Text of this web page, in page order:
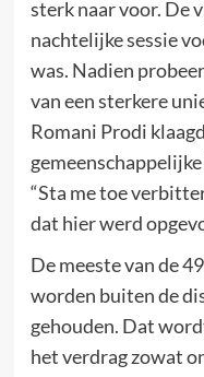
sterk naar voor. De
nachtelijke sessie
was. Nadien
van een sterkere
Romani Prodi
“Sta me toe
dat hier werd
De meeste van de
worden buiten de
gehouden. Dat
het verdrag zowat